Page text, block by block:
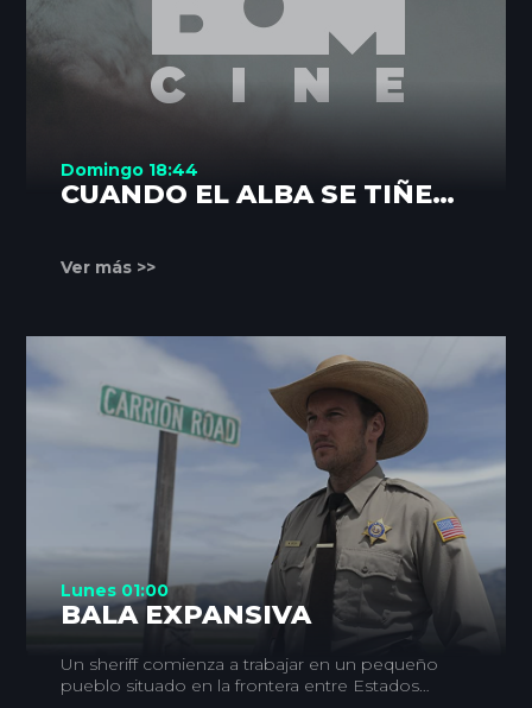
Domingo 18:44
CUANDO EL ALBA SE TIÑE
Ver más >>
Lunes 01:00
BALA EXPANSIVA
Un sheriff comienza a trabajar en un pequeño
pueblo situado en la frontera entre Estados